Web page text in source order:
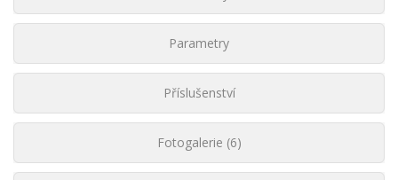
Parametry
Příslušenství
Fotogalerie (6)